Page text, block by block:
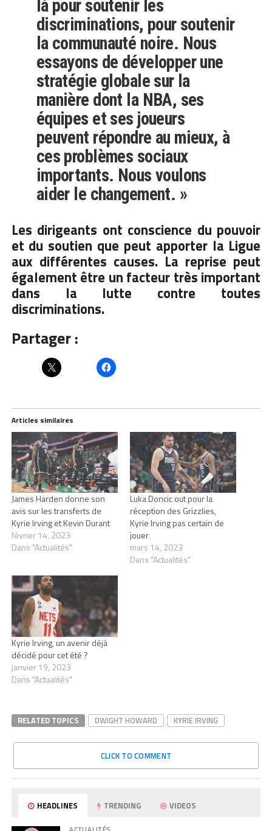
là pour soutenir les
discriminations, pour soutenir
la communauté noire. Nous
essayons de développer une
stratégie globale sur la
manière dont la NBA, ses
équipes et ses joueurs
peuvent répondre au mieux, à
ces problèmes sociaux
importants. Nous voulons
aider le changement. »
Les dirigeants ont conscience du pouvoir
et du soutien que peut apporter la Ligue
aux différentes causes. La reprise peut
également être un facteur très important
dans la lutte contre toutes
discriminations.
Partager :
Articles similaires
James Harden donne son
avis sur les transferts de
Kyrie Irving et Kevin Durant
février 14, 2023
Dans "Actualités"
Luka Doncic out pour la
réception des Grizzlies,
Kyrie Irving pas certain de
jouer
mars 14, 2023
Dans "Actualités"
Kyrie Irving, un avenir déjà
décidé pour cet été ?
janvier 19, 2023
Dans "Actualités"
RELATED TOPICS DWIGHT HOWARD KYRIE IRVING
CLICK TO COMMENT
HEADLINES TRENDING VIDEOS